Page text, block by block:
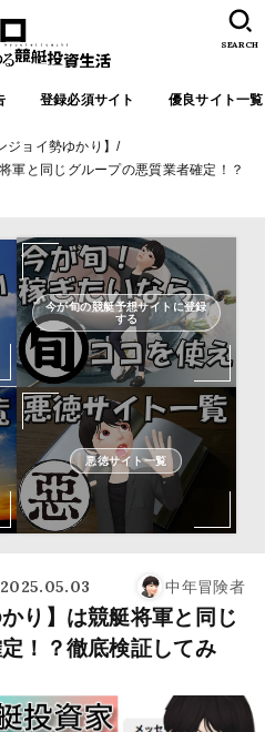
登録必須サイト 優良サイト一覧
SEARCH
ジョイ勢ゆかり】
軍と同じグループの悪質業者確定！？
今が旬の競艇予想サイトに登録
する
悪徳サイト一覧
2025.05.03 中年冒険者
り】は競艇将軍と同じ
！？徹底検証してみ